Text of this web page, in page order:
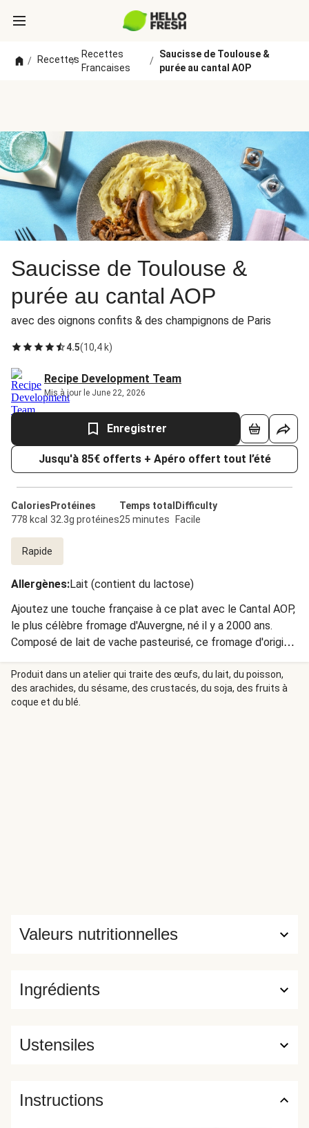
/ Recettes
/
Recettes
Francaises
/
Saucisse de Toulouse &
purée au cantal AOP
Saucisse de Toulouse &
purée au cantal AOP
avec des oignons confits & des champignons de Paris
4.5(10,4 k)
Recipe Development Team
Mis à jour le June 22, 2026
Enregistrer
Jusqu'à 85€ offerts + Apéro offert tout l’été
Calories
778 kcal
Protéines
32.3g protéines
Temps total
25 minutes
Difficulty
Facile
Rapide
Allergènes:Lait (contient du lactose)
Ajoutez une touche française à ce plat avec le Cantal AOP,
le plus célèbre fromage d'Auvergne, né il y a 2000 ans.
Composé de lait de vache pasteurisé, ce fromage d'origine
française possède le label AOP, garantissant une
production réalisée dans son territoire d'origine et selon un
savoir-faire traditionnel. Ses saveurs vous transporteront
directement en Auvergne ! Le fromage utilisé dans ce plat
Produit dans un atelier qui traite des œufs, du lait, du poisson,
des arachides, du sésame, des crustacés, du soja, des fruits à
coque et du blé.
Ingrédients
Valeurs nutritionnelles
Ustensiles
Instructions